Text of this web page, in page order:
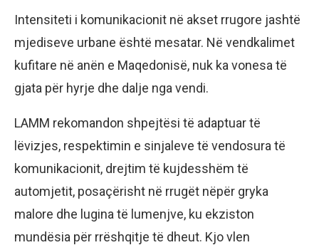
Intensiteti i komunikacionit në akset rrugore jashtë
mjediseve urbane është mesatar. Në vendkalimet
kufitare në anën e Maqedonisë, nuk ka vonesa të
gjata për hyrje dhe dalje nga vendi.
LAMM rekomandon shpejtësi të adaptuar të
lëvizjes, respektimin e sinjaleve të vendosura të
komunikacionit, drejtim të kujdesshëm të
automjetit, posaçërisht në rrugët nëpër gryka
malore dhe lugina të lumenjve, ku ekziston
mundësia për rrëshqitje të dheut. Kjo vlen